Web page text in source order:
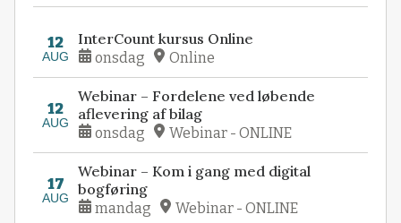
12
AUG
InterCount kursus Online
onsdag Online
12
AUG
Webinar – Fordelene ved løbende
aflevering af bilag
onsdag Webinar - ONLINE
17
AUG
Webinar – Kom i gang med digital
bogføring
mandag Webinar - ONLINE